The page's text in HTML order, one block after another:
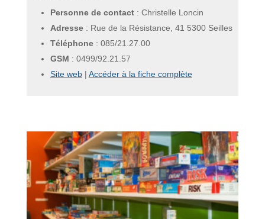
Personne de contact: Christelle Loncin
Adresse: Rue de la Résistance, 41 5300 Seilles
Téléphone: 085/21.27.00
GSM : 0499/92.21.57
Site web| Accéder à la fiche complète